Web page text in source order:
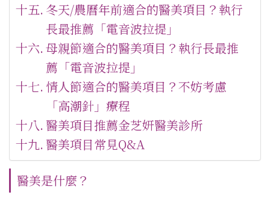
冬天/農曆年前適合的醫美項目？執行
長最推薦「電音波拉提」
母親節適合的醫美項目？執行長最推
薦「電音波拉提」
情人節適合的醫美項目？不妨考慮
「高潮針」療程
醫美項目推薦金芝妍醫美診所
醫美項目常見Q&A
醫美是什麼？